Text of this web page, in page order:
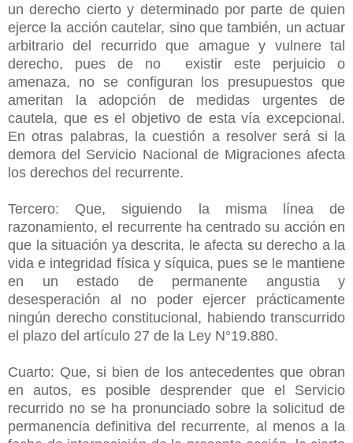
un derecho cierto y determinado por parte de quien
ejerce la acción cautelar, sino que también, un actuar
arbitrario del recurrido que amague y vulnere tal
derecho, pues de no existir este perjuicio o
amenaza, no se configuran los presupuestos que
ameritan la adopción de medidas urgentes de
cautela, que es el objetivo de esta vía excepcional.
En otras palabras, la cuestión a resolver será si la
demora del Servicio Nacional de Migraciones afecta
los derechos del recurrente.
Tercero: Que, siguiendo la misma línea de
razonamiento, el recurrente ha centrado su acción en
que la situación ya descrita, le afecta su derecho a la
vida e integridad física y síquica, pues se le mantiene
en un estado de permanente angustia y
desesperación al no poder ejercer prácticamente
ningún derecho constitucional, habiendo transcurrido
el plazo del artículo 27 de la Ley N°19.880.
Cuarto: Que, si bien de los antecedentes que obran
en autos, es posible desprender que el Servicio
recurrido no se ha pronunciado sobre la solicitud de
permanencia definitiva del recurrente, al menos a la